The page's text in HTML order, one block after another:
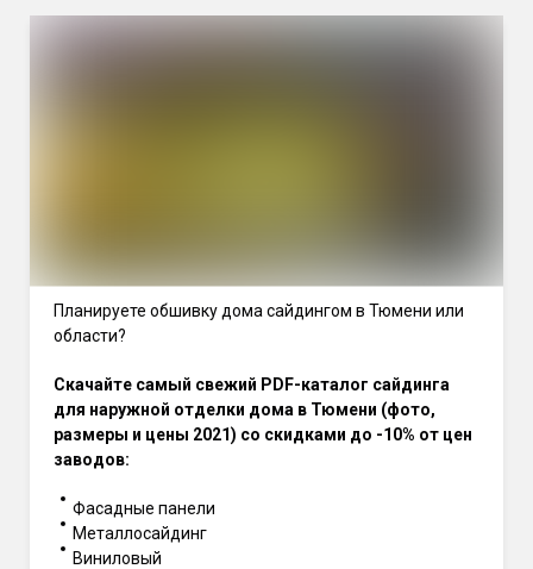
Планируете обшивку дома сайдингом в Тюмени или
области?
Скачайте самый свежий PDF-каталог сайдинга
для наружной отделки дома в Тюмени (фото,
размеры и цены 2021) со скидками до -10% от цен
заводов:
Фасадные панели
Металлосайдинг
Виниловый